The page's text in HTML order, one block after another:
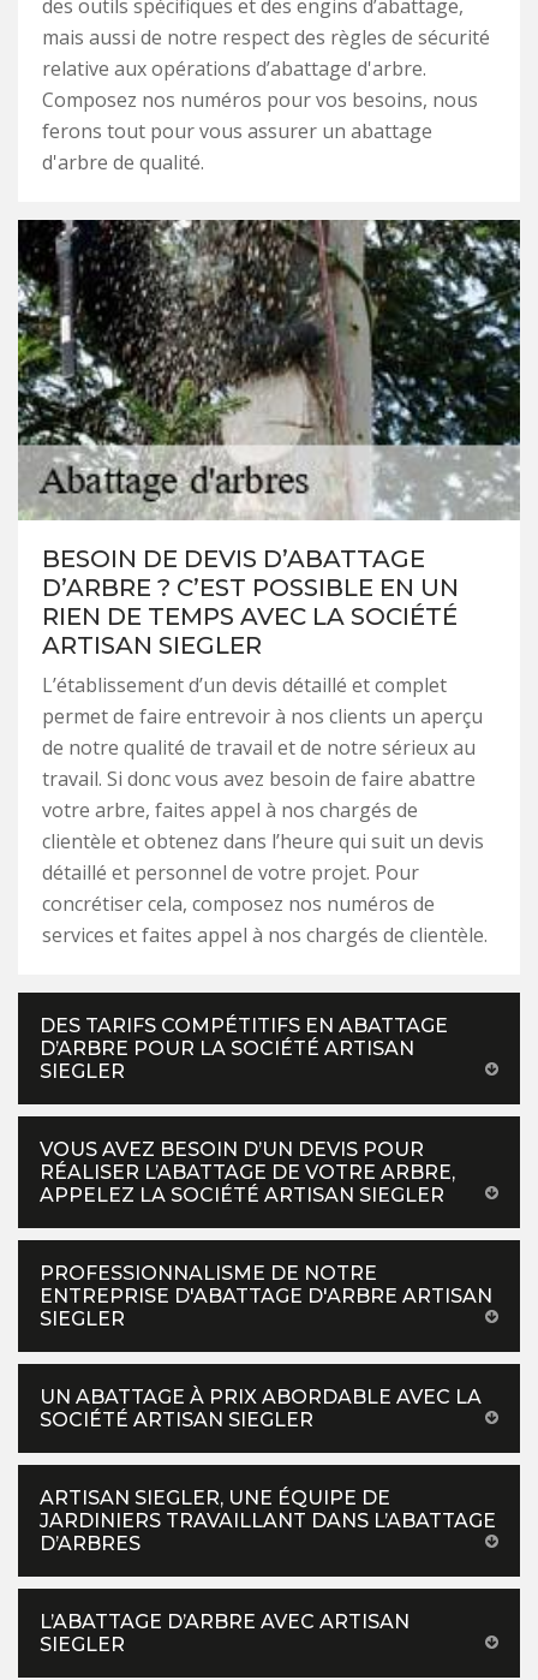
des outils spécifiques et des engins d’abattage,
mais aussi de notre respect des règles de sécurité
relative aux opérations d’abattage d'arbre.
Composez nos numéros pour vos besoins, nous
ferons tout pour vous assurer un abattage
d'arbre de qualité.
BESOIN DE DEVIS D’ABATTAGE
D’ARBRE ? C’EST POSSIBLE EN UN
RIEN DE TEMPS AVEC LA SOCIÉTÉ
ARTISAN SIEGLER
L’établissement d’un devis détaillé et complet
permet de faire entrevoir à nos clients un aperçu
de notre qualité de travail et de notre sérieux au
travail. Si donc vous avez besoin de faire abattre
votre arbre, faites appel à nos chargés de
clientèle et obtenez dans l’heure qui suit un devis
détaillé et personnel de votre projet. Pour
concrétiser cela, composez nos numéros de
services et faites appel à nos chargés de clientèle.
DES TARIFS COMPÉTITIFS EN ABATTAGE
D’ARBRE POUR LA SOCIÉTÉ ARTISAN
SIEGLER
VOUS AVEZ BESOIN D’UN DEVIS POUR
RÉALISER L’ABATTAGE DE VOTRE ARBRE,
APPELEZ LA SOCIÉTÉ ARTISAN SIEGLER
PROFESSIONNALISME DE NOTRE
ENTREPRISE D'ABATTAGE D'ARBRE ARTISAN
SIEGLER
UN ABATTAGE À PRIX ABORDABLE AVEC LA
SOCIÉTÉ ARTISAN SIEGLER
ARTISAN SIEGLER, UNE ÉQUIPE DE
JARDINIERS TRAVAILLANT DANS L’ABATTAGE
D’ARBRES
L’ABATTAGE D’ARBRE AVEC ARTISAN
SIEGLER